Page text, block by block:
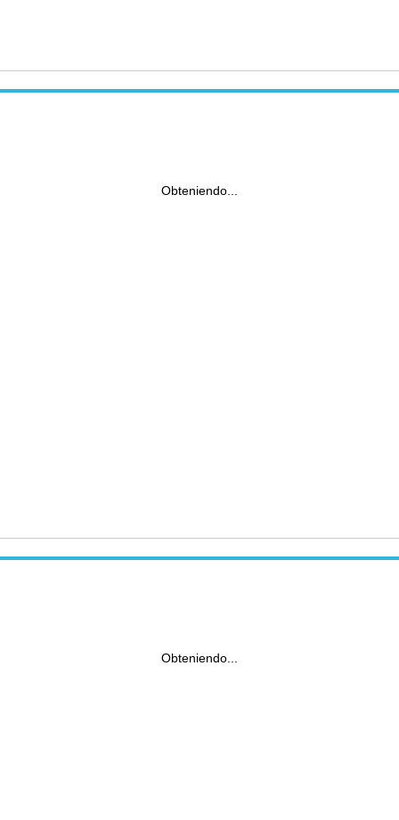
Obteniendo...
Obteniendo...